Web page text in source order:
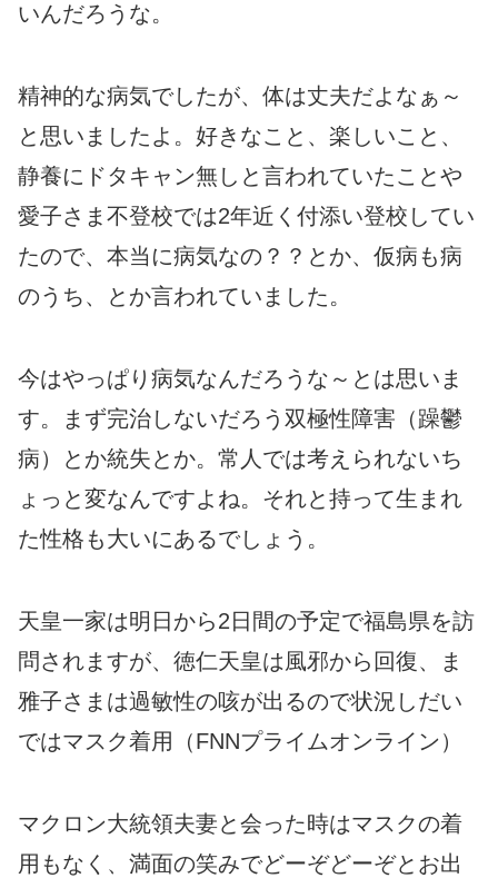
いんだろうな。
精神的な病気でしたが、体は丈夫だよなぁ～
と思いましたよ。好きなこと、楽しいこと、
静養にドタキャン無しと言われていたことや
愛子さま不登校では2年近く付添い登校してい
たので、本当に病気なの？？とか、仮病も病
のうち、とか言われていました。
今はやっぱり病気なんだろうな～とは思いま
す。まず完治しないだろう双極性障害（躁鬱
病）とか統失とか。常人では考えられないち
ょっと変なんですよね。それと持って生まれ
た性格も大いにあるでしょう。
天皇一家は明日から2日間の予定で福島県を訪
問されますが、徳仁天皇は風邪から回復、ま
雅子さまは過敏性の咳が出るので状況しだい
ではマスク着用（FNNプライムオンライン）
マクロン大統領夫妻と会った時はマスクの着
用もなく、満面の笑みでどーぞどーぞとお出